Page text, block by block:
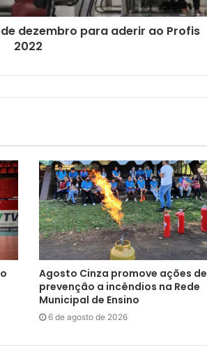
dezembro para aderir ao Profis
2022
Agosto Cinza promove ações de
prevenção a incêndios na Rede
Municipal de Ensino
6 de agosto de 2026